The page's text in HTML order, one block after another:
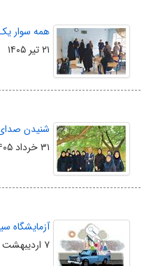
همه سوار
۲۱ تیر ۱۴۰۵
شنیدن
۳۱ خرداد ۱۴۰۵
آزمایشگاه
۷ اردیبهشت ۱۴۰۵